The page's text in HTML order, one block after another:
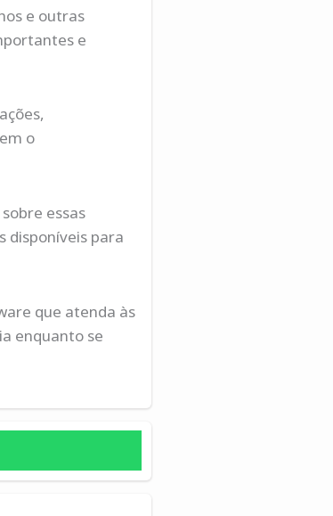
e outras
e
o
essas
disponíveis para
que atenda às
enquanto se